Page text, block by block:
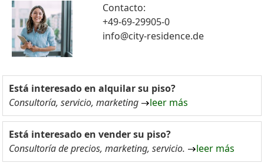
Contacto:
+49-69-29905-0
info@city-residence.de
Está interesado en alquilar su piso?
Consultoría, servicio, marketing
leer más
Está interesado en vender su piso?
Consultoría de precios, marketing, servicio.
leer más